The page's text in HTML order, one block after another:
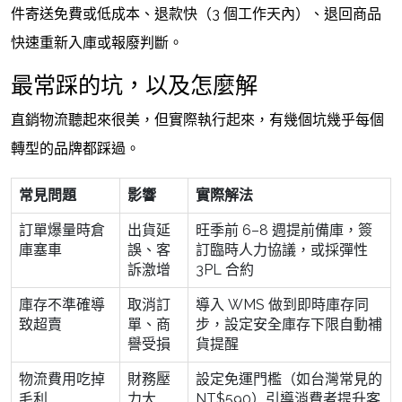
件寄送免費或低成本、退款快（3 個工作天內）、退回商品
快速重新入庫或報廢判斷。
最常踩的坑，以及怎麼解
直銷物流聽起來很美，但實際執行起來，有幾個坑幾乎每個
轉型的品牌都踩過。
常見問題 影響 實際解法
訂單爆量時倉
庫塞車
出貨延
誤、客
訴激增
旺季前 6–8 週提前備庫，簽
訂臨時人力協議，或採彈性
3PL 合約
庫存不準確導
致超賣
取消訂
單、商
譽受損
導入 WMS 做到即時庫存同
步，設定安全庫存下限自動補
貨提醒
物流費用吃掉
財務壓
設定免運門檻（如台灣常見的